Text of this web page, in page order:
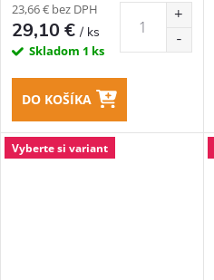
23,66 € bez DPH
29,10 €/ ks
Skladom 1 ks
DO KOŠÍKA
Vyberte si variant